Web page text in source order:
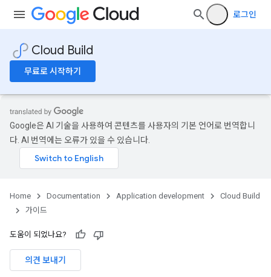
로그인
Cloud Build
무료로 시작하기
Google은 AI 기술을 사용하여 콘텐츠를 사용자의 기본 언어로 번역합니
다. AI 번역에는 오류가 있을 수 있습니다.
Home Documentation Application development
Cloud Build
가이드
도움이 되었나요?
의견 보내기